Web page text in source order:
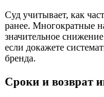
Суд учитывает, как
ранее. Многократные
значительное
если докажете
бренда.
Сроки и возврат